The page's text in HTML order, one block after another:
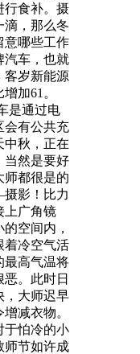
行食补。摄
滴，那么冬
意哪些工作
汽车，也就
客岁新能源
加61。
是通过电
会有公共充
中秋，正在
当然是要好
师都很是的
影！比力
上广角镜
空间内，
着冷空气活
最高气温将
。此时日
，大师迟早
减衣物。
于怕冷的小
节如许成